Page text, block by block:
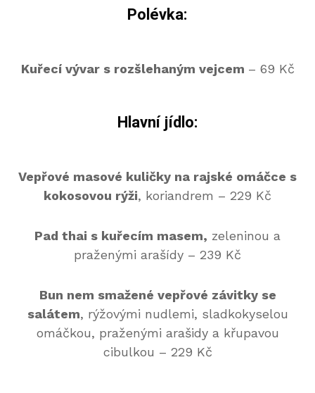
Polévka:
Kuřecí vývar s rozšlehaným vejcem – 69 Kč
Hlavní jídlo:
Vepřové masové kuličky na rajské omáčce s
kokosovou rýži, koriandrem – 229 Kč
Pad thai s kuřecím masem, zeleninou a
praženými arašídy – 239 Kč
Bun nem smažené vepřové závitky se
salátem, rýžovými nudlemi, sladkokyselou
omáčkou, praženými arašidy a křupavou
cibulkou – 229 Kč